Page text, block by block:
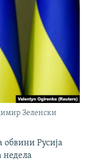
Зеленски
обвини Русија
недела